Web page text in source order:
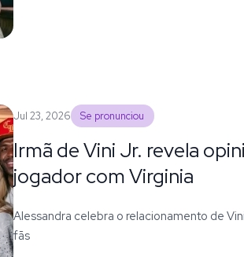
Jul 23, 2026 Se pronunciou
Irmã de Vini Jr. revela
jogador com Virginia
Alessandra celebra o relacionamento de
fãs